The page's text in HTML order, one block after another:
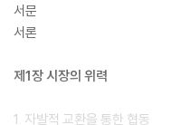
서문
서론
제1장 시장의 위력
1. 자발적 교환을 통한 협동